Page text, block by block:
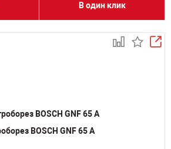
В один клик
BOSCH GNF 65 A